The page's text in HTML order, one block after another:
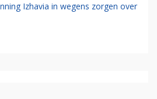
Izhavia in wegens zorgen over